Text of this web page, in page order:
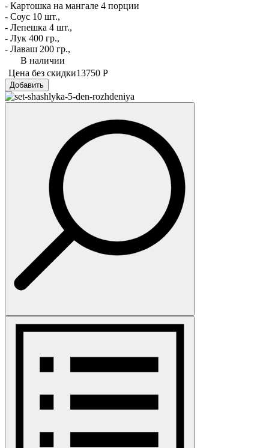
- Картошка на мангале 4 порции
- Соус 10 шт.,
- Лепешка 4 шт.,
- Лук 400 гр.,
- Лаваш 200 гр.,
В наличии
Цена без скидки13750 Р
Добавить